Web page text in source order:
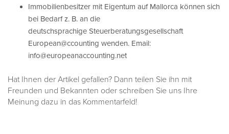
Immobilienbesitzer mit Eigentum auf Mallorca können sich
bei Bedarf z. B. an die
deutschsprachige Steuerberatungsgesellschaft
European@ccounting wenden. Email:
info@europeanaccounting.net
Hat Ihnen der Artikel gefallen? Dann teilen Sie ihn mit
Freunden und Bekannten oder schreiben Sie uns Ihre
Meinung dazu in das Kommentarfeld!